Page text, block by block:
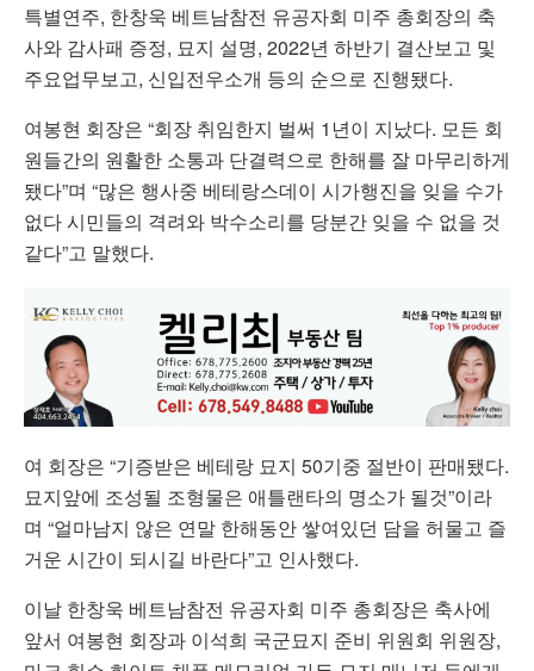
특별연주, 한창욱 베트남참전 유공자회 미주 총회장의 축
사와 감사패 증정, 묘지 설명, 2022년 하반기 결산보고 및
주요업무보고, 신입전우소개 등의 순으로 진행됐다.
여봉현 회장은 “회장 취임한지 벌써 1년이 지났다. 모든 회
원들간의 원활한 소통과 단결력으로 한해를 잘 마무리하게
됐다”며 “많은 행사중 베테랑스데이 시가행진을 잊을 수가
없다 시민들의 격려와 박수소리를 당분간 잊을 수 없을 것
같다”고 말했다.
여 회장은 “기증받은 베테랑 묘지 50기중 절반이 판매됐다.
묘지앞에 조성될 조형물은 애틀랜타의 명소가 될것”이라
며 “얼마남지 않은 연말 한해동안 쌓여있던 담을 허물고 즐
거운 시간이 되시길 바란다”고 인사했다.
이날 한창욱 베트남참전 유공자회 미주 총회장은 축사에
앞서 여봉현 회장과 이석희 국군묘지 준비 위원회 위원장,